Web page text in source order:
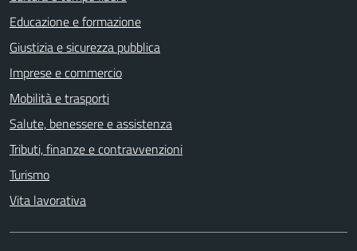
Educazione e formazione
Giustizia e sicurezza pubblica
Imprese e commercio
Mobilità e trasporti
Salute, benessere e assistenza
Tributi, finanze e contravvenzioni
Turismo
Vita lavorativa